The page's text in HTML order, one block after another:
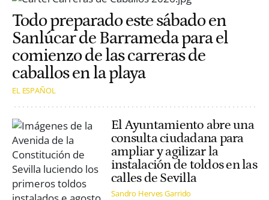
Todo preparado este sábado en
Sanlúcar de Barrameda para el
comienzo de las carreras de
caballos en la playa
EL ESPAÑOL
El Ayuntamiento abre una
consulta ciudadana para
ampliar y agilizar la
instalación de toldos en las
calles de Sevilla
Sandro Herves Garrido